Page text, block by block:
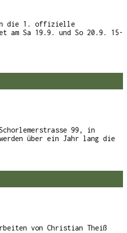
die 1. offizielle
am Sa 19.9. und So 20.9. 15-
99, in
über ein Jahr lang die
von Christian Theiß